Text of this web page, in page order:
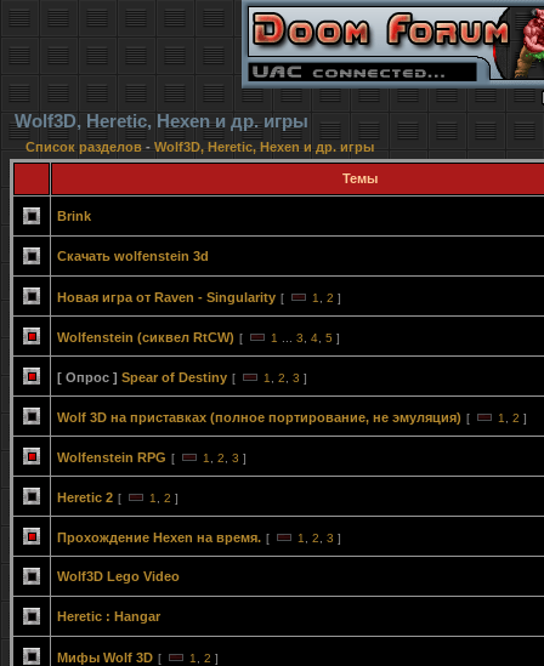
Wolf3D, Heretic, Hexen и др. игры
Список разделов - Wolf3D, Heretic, Hexen и др. игры
Темы
Brink
Скачать wolfenstein 3d
Новая игра от Raven - Singularity [ 1 2 ]
Wolfenstein (сиквел RtCW) [ 1 3 4 5 ]
[ Опрос ] Spear of Destiny [ 1 2 3 ]
Wolf 3D на приставках (полное портирование, не эмуляция) [ 1 2 ]
Wolfenstein RPG [ 1 2 3 ]
Heretic 2 [ 1 2 ]
Прохождение Hexen на время. [ 1 2 3 ]
Wolf3D Lego Video
Heretic : Hangar
Мифы Wolf 3D [ 1 2 ]